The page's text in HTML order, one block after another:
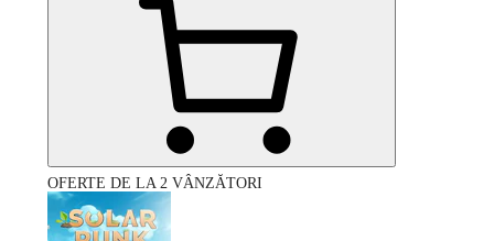
OFERTE DE LA 2 VÂNZĂTORI